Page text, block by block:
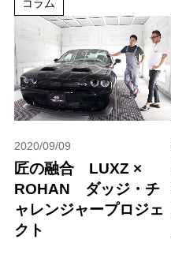
コラム
2020/09/09
匠の融合 LUXZ ×
ROHAN ダッジ・チ
ャレンジャープロジェ
クト